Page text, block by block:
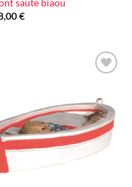
saute biaou
€
d'envie